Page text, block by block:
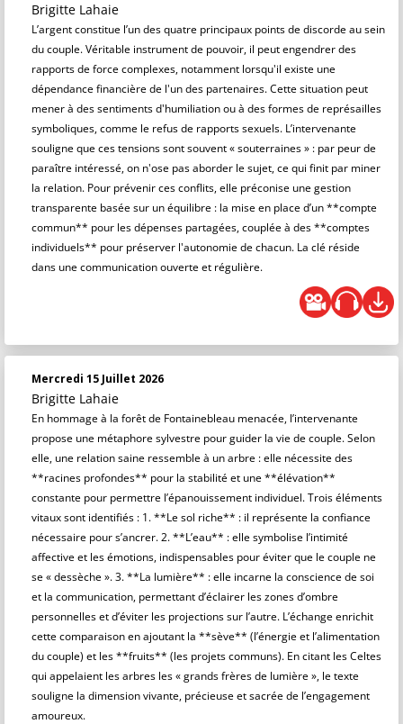
Brigitte Lahaie
L’argent constitue l’un des quatre principaux points de discorde au sein
du couple. Véritable instrument de pouvoir, il peut engendrer des
rapports de force complexes, notamment lorsqu'il existe une
dépendance financière de l'un des partenaires. Cette situation peut
mener à des sentiments d'humiliation ou à des formes de représailles
symboliques, comme le refus de rapports sexuels. L’intervenante
souligne que ces tensions sont souvent « souterraines » : par peur de
paraître intéressé, on n'ose pas aborder le sujet, ce qui finit par miner
la relation. Pour prévenir ces conflits, elle préconise une gestion
transparente basée sur un équilibre : la mise en place d’un **compte
commun** pour les dépenses partagées, couplée à des **comptes
individuels** pour préserver l'autonomie de chacun. La clé réside
dans une communication ouverte et régulière.
Mercredi 15 Juillet 2026
Brigitte Lahaie
En hommage à la forêt de Fontainebleau menacée, l’intervenante
propose une métaphore sylvestre pour guider la vie de couple. Selon
elle, une relation saine ressemble à un arbre : elle nécessite des
**racines profondes** pour la stabilité et une **élévation**
constante pour permettre l’épanouissement individuel. Trois éléments
vitaux sont identifiés : 1. **Le sol riche** : il représente la confiance
nécessaire pour s’ancrer. 2. **L’eau** : elle symbolise l’intimité
affective et les émotions, indispensables pour éviter que le couple ne
se « dessèche ». 3. **La lumière** : elle incarne la conscience de soi
et la communication, permettant d’éclairer les zones d’ombre
personnelles et d’éviter les projections sur l’autre. L’échange enrichit
cette comparaison en ajoutant la **sève** (l’énergie et l’alimentation
du couple) et les **fruits** (les projets communs). En citant les Celtes
qui appelaient les arbres les « grands frères de lumière », le texte
souligne la dimension vivante, précieuse et sacrée de l’engagement
amoureux.